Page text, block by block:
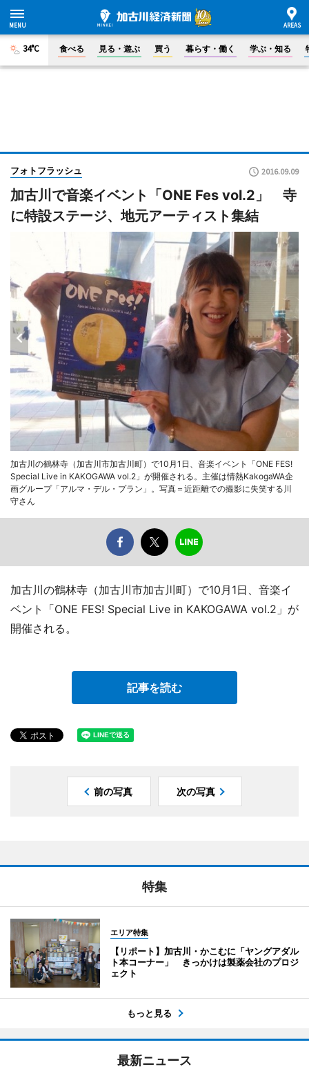
34°C 食べる 見る・遊ぶ 買う 暮らす・働く 学ぶ・知る
フォトフラッシュ 2016.09.09
加古川で音楽イベント「ONE Fes vol.2」 寺
に特設ステージ、地元アーティスト集結
加古川の鶴林寺（加古川市加古川町）で10月1日、音楽イベント「ONE FES!
Special Live in KAKOGAWA vol.2」が開催される。主催は情熱KakogaWA企
画グループ「アルマ・デル・プラン」。写真＝近距離での撮影に失笑する川
守さん
加古川の鶴林寺（加古川市加古川町）で10月1日、音楽イ
ベント「ONE FES! Special Live in KAKOGAWA vol.2」が
開催される。
記事を読む
前の写真 次の写真
特集
エリア特集
【リポート】加古川・かこむに「ヤングアダル
ト本コーナー」 きっかけは製薬会社のプロジ
ェクト
もっと見る
最新ニュース